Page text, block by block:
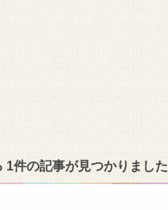
1件の記事が見つかりました